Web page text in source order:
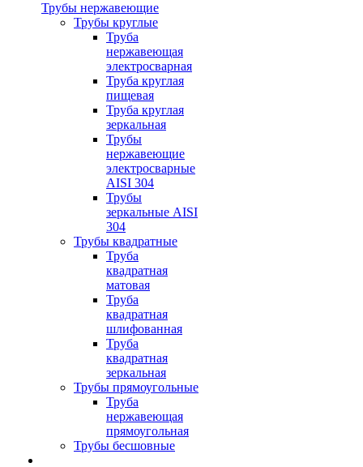
Трубы нержавеющие
Трубы круглые
Труба
нержавеющая
электросварная
Труба круглая
пищевая
Труба круглая
зеркальная
Трубы
нержавеющие
электросварные
AISI 304
Трубы
зеркальные AISI
304
Трубы квадратные
Труба
квадратная
матовая
Труба
квадратная
шлифованная
Труба
квадратная
зеркальная
Трубы прямоугольные
Труба
нержавеющая
прямоугольная
Трубы бесшовные